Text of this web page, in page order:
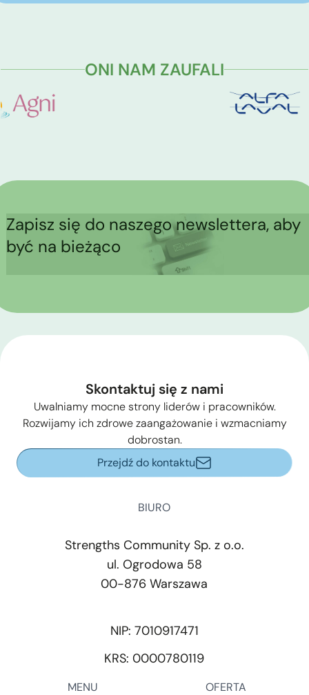
ONI NAM ZAUFALI
Zapisz się do naszego newslettera, aby
być na bieżąco
Skontaktuj się z nami
Uwalniamy mocne strony liderów i pracowników.
Rozwijamy ich zdrowe zaangażowanie i wzmacniamy
dobrostan.
Przejdź do kontaktu
BIURO
Strengths Community Sp. z o.o.
ul. Ogrodowa 58
00-876 Warszawa
NIP: 7010917471
KRS: 0000780119
MENU OFERTA